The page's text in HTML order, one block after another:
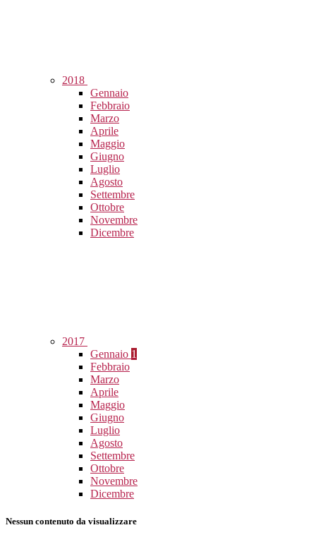
2018
Gennaio
Febbraio
Marzo
Aprile
Maggio
Giugno
Luglio
Agosto
Settembre
Ottobre
Novembre
Dicembre
2017
Gennaio 1
Febbraio
Marzo
Aprile
Maggio
Giugno
Luglio
Agosto
Settembre
Ottobre
Novembre
Dicembre
Nessun contenuto da visualizzare